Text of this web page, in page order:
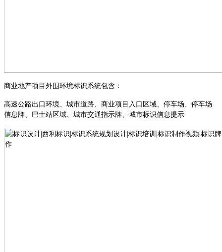
商业地产项目外围环境标识系统包含：
高速公路出口环境 城市道路 商业项目入口区域 停车场
停车场
信息牌
巴士站区域 城市交通指示牌 城市标识信息提示